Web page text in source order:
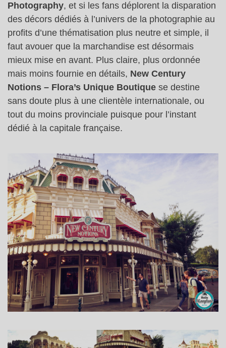
Photography, et si les fans déplorent la disparation
des décors dédiés à l’univers de la photographie au
profits d’une thématisation plus neutre et simple, il
faut avouer que la marchandise est désormais
mieux mise en avant. Plus claire, plus ordonnée
mais moins fournie en détails, New Century
Notions – Flora’s Unique Boutique se destine
sans doute plus à une clientèle internationale, ou
tout du moins provinciale puisque pour l’instant
dédié à la capitale française.